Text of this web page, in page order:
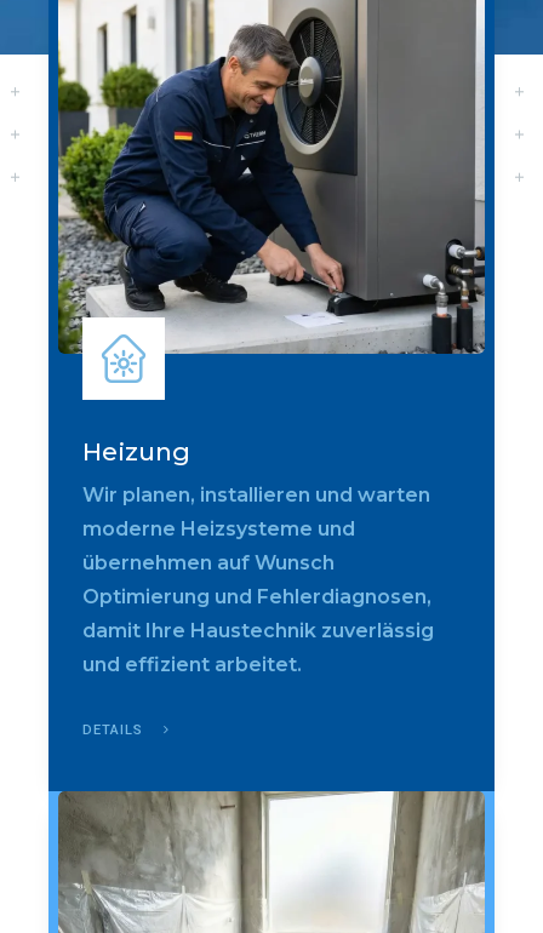
Heizung
Wir planen, installieren und warten
moderne Heizsysteme und
übernehmen auf Wunsch
Optimierung und Fehlerdiagnosen,
damit Ihre Haustechnik zuverlässig
und effizient arbeitet.
DETAILS